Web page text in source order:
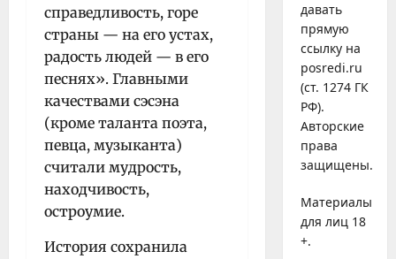
справедливость, горе
страны — на его устах,
радость людей — в его
песнях». Главными
качествами сэсэна
(кроме таланта поэта,
певца, музыканта)
считали мудрость,
находчивость,
остроумие.
История сохранила
давать
прямую
ссылку на
posredi.ru
(ст. 1274 ГК
РФ).
Авторские
права
защищены.
Материалы
для лиц 18
+.